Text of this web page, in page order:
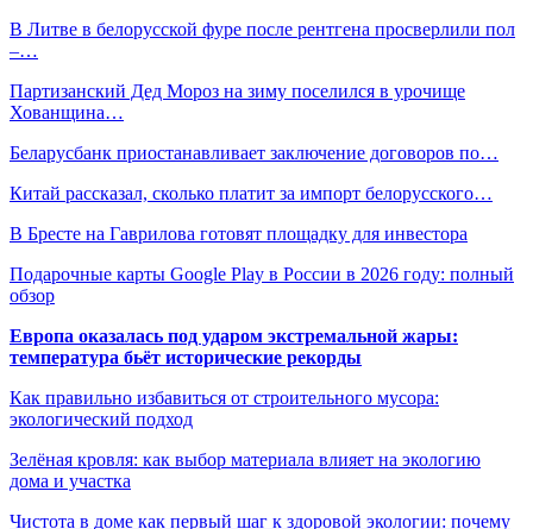
В Литве в белорусской фуре после рентгена просверлили пол
–…
Партизанский Дед Мороз на зиму поселился в урочище
Хованщина…
Беларусбанк приостанавливает заключение договоров по…
Китай рассказал, сколько платит за импорт белорусского…
В Бресте на Гаврилова готовят площадку для инвестора
Подарочные карты Google Play в России в 2026 году: полный
обзор
Европа оказалась под ударом экстремальной жары:
температура бьёт исторические рекорды
Как правильно избавиться от строительного мусора:
экологический подход
Зелёная кровля: как выбор материала влияет на экологию
дома и участка
Чистота в доме как первый шаг к здоровой экологии: почему